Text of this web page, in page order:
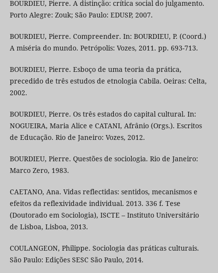
BOURDIEU, Pierre. A distinção: crítica social do julgamento.
Porto Alegre: Zouk; São Paulo: EDUSP, 2007.
BOURDIEU, Pierre. Compreender. In: BOURDIEU, P. (Coord.)
A miséria do mundo. Petrópolis: Vozes, 2011. pp. 693-713.
BOURDIEU, Pierre. Esboço de uma teoria da prática,
precedido de três estudos de etnologia Cabila. Oeiras: Celta,
2002.
BOURDIEU, Pierre. Os três estados do capital cultural. In:
NOGUEIRA, Maria Alice e CATANI, Afrânio (Orgs.). Escritos
de Educação. Rio de Janeiro: Vozes, 2012.
BOURDIEU, Pierre. Questões de sociologia. Rio de Janeiro:
Marco Zero, 1983.
CAETANO, Ana. Vidas reflectidas: sentidos, mecanismos e
efeitos da reflexividade individual. 2013. 336 f. Tese
(Doutorado em Sociologia), ISCTE – Instituto Universitário
de Lisboa, Lisboa, 2013.
COULANGEON, Philippe. Sociologia das práticas culturais.
São Paulo: Edições SESC São Paulo, 2014.